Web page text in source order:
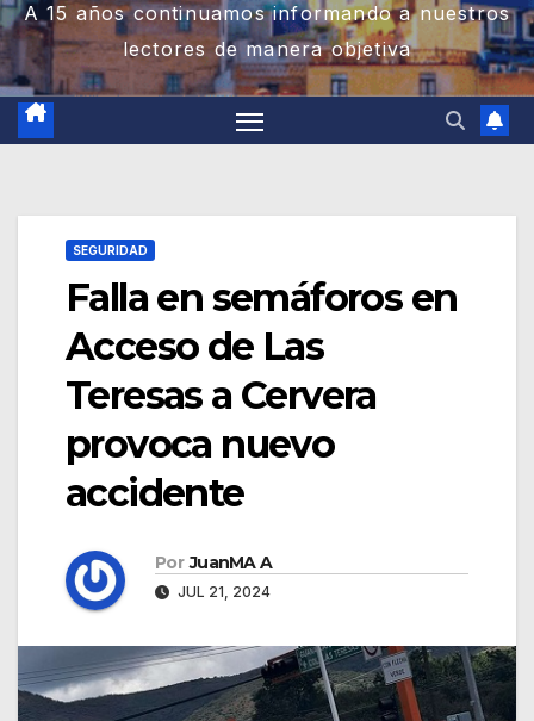
A 15 años continuamos informando a nuestros
lectores de manera objetiva
SEGURIDAD
Falla en semáforos en
Acceso de Las
Teresas a Cervera
provoca nuevo
accidente
Por JuanMA A
JUL 21, 2024